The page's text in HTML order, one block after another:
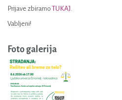
Prijave zbiramo TUKAJ.
Vabljeni!
Foto galerija